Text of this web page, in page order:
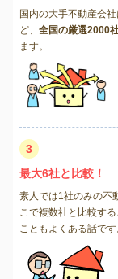
国内の大手不動産会
ど、 全国の厳選2000
ます。
3
最大6社と比較！
素人では1社のみの不
こで複数社と比較す
こともよくある話です